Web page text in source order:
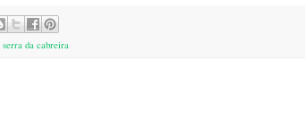
serra da cabreira